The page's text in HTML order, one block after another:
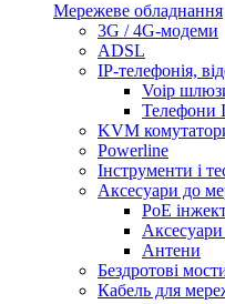
Мережеве обладнання
3G / 4G-модеми
ADSL
IP-телефонія,
Voip
Телефони
KVM
Powerline
Інструменти і
Аксесуари до
PoE
Антени
Бездротові
Кабель для